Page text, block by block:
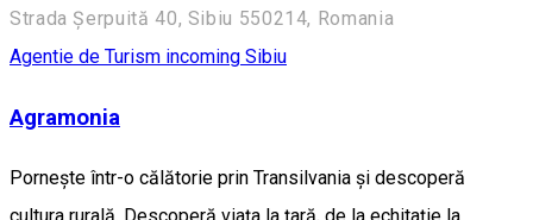
Strada Șerpuită 40, Sibiu 550214, Romania
Agentie de Turism incoming Sibiu
Agramonia
Pornește într-o călătorie prin Transilvania și descoperă